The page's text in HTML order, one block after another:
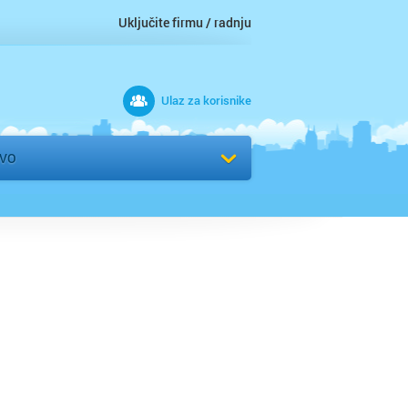
Uključite firmu / radnju
Ulaz za korisnike